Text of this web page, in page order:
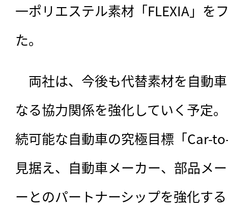
一ポリエステル素材「FLEXIA」を
た。
両社は、今後も代替素材を自動
なる協力関係を強化していく予定
続可能な自動車の究極目標「Car-
見据え、自動車メーカー、部品メ
ーとのパートナーシップを強化す